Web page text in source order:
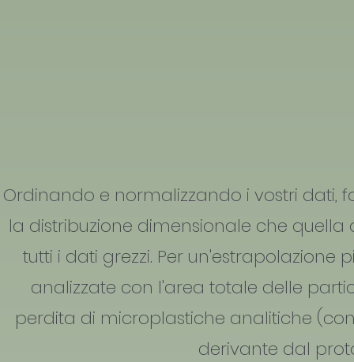
Ordinando e normalizzando i vostri
la distribuzione dimensionale che
tutti i dati grezzi. Per
analizzate con l'area totale delle
perdita di microplastiche analitiche
derivante dal